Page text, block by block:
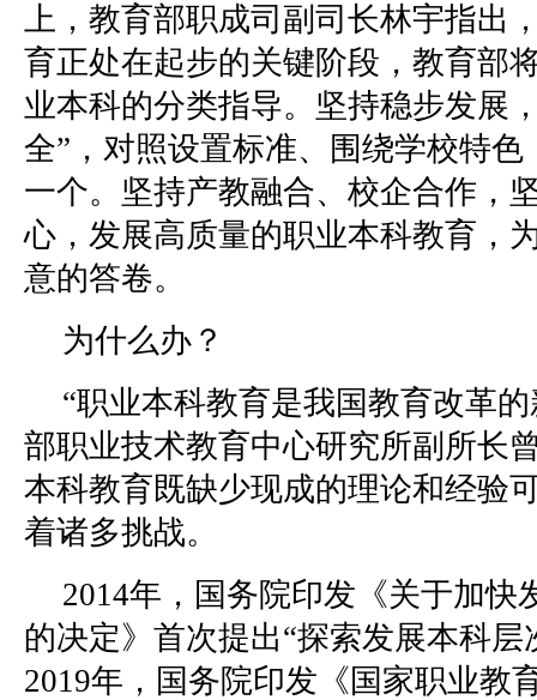
上，教育部职成司副司长林宇指出
育正处在起步的关键阶段，教育部
业本科的分类指导。坚持稳步发展
全”，对照设置标准、围绕学校特色
一个。坚持产教融合、校企合作，
心，发展高质量的职业本科教育，
意的答卷。
为什么办？
“职业本科教育是我国教育改革
部职业技术教育中心研究所副所长
本科教育既缺少现成的理论和经验
着诸多挑战。
2014年，国务院印发《关于加快
的决定》首次提出“探索发展本科层
2019年，国务院印发《国家职业教